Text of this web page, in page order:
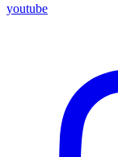
youtube